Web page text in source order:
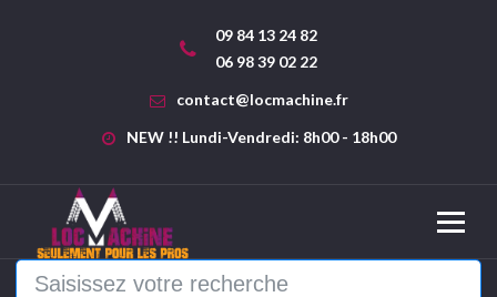
09 84 13 24 82
06 98 39 02 22
contact@locmachine.fr
NEW !! Lundi-Vendredi: 8h00 - 18h00